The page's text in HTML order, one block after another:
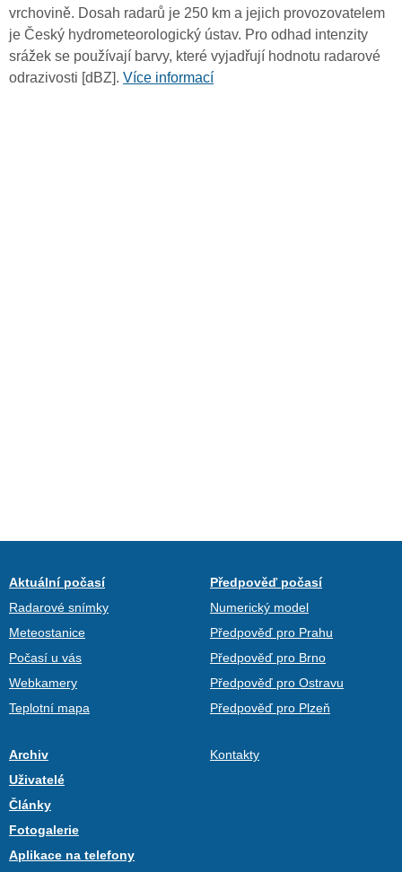
vrchovině. Dosah radarů je 250 km a jejich provozovatelem
je Český hydrometeorologický ústav. Pro odhad intenzity
srážek se používají barvy, které vyjadřují hodnotu radarové
odrazivosti [dBZ]. Více informací
Aktuální počasí
Radarové snímky
Meteostanice
Počasí u vás
Webkamery
Teplotní mapa
Předpověď počasí
Numerický model
Předpověď pro Prahu
Předpověď pro Brno
Předpověď pro Ostravu
Předpověď pro Plzeň
Archiv
Uživatelé
Články
Fotogalerie
Aplikace na telefony
Kontakty